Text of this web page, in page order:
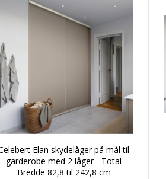
Elan skydelåger på mål til
garderobe med 2 låger - Total
Bredde 82,8 til 242,8 cm